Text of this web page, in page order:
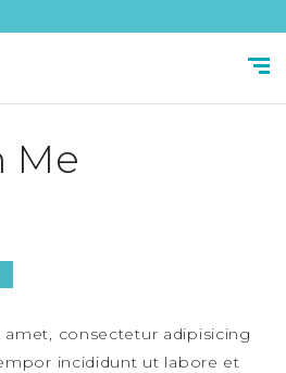
Me
consectetur adipisicing
incididunt ut labore et